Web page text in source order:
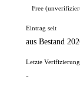
Free
Eintrag seit
aus Bestand
Letzte Verifizierung
-